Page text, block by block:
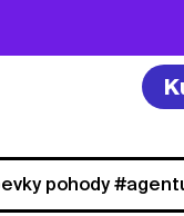
pohody